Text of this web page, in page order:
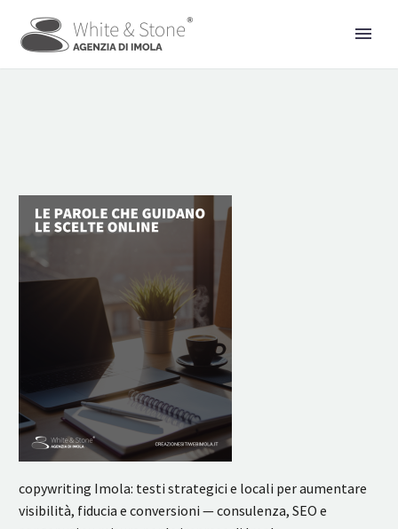
copywriting Imola: testi strategici e locali per aumentare
visibilità, fiducia e conversioni — consulenza, SEO e